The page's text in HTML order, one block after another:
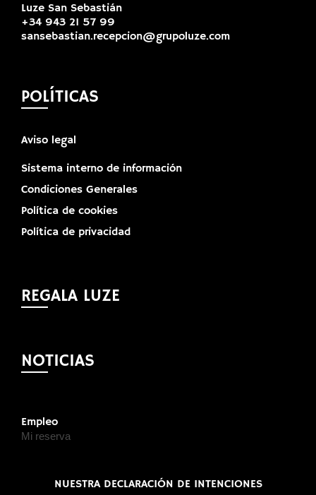
Luze San Sebastián
+34 943 21 57 99
sansebastian.recepcion@grupoluze.com
POLÍTICAS
Aviso legal
Sistema interno de información
Condiciones Generales
Política de cookies
Política de privacidad
REGALA LUZE
NOTICIAS
Empleo
Mi reserva
NUESTRA DECLARACIÓN DE INTENCIONES